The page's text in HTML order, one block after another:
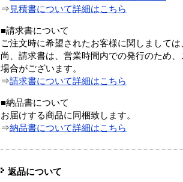
⇒ 見積書について詳細はこちら
■請求書について
ご注文時に希望されたお客様に関しまして
尚、請求書は、営業時間内での発行のため
場合がございます。
⇒請求書について詳細はこちら
■納品書について
お届けする商品に同梱致します。
⇒納品書について詳細はこちら
返品について